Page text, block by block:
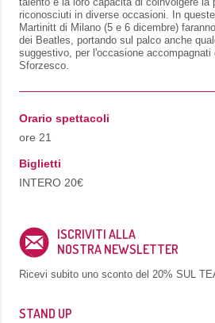
riconosciuti in diverse occasioni. In
Martinitt di Milano (5 e 6 dicembre)
dei Beatles, portando sul palco anche
suggestivo, per l'occasione accompagnati
Sforzesco.
Orario spettacoli
ore 21
Biglietti
INTERO 20€
ISCRIVITI ALLA
NOSTRA NEWSLETTER
Ricevi subito uno sconto del 20% SUL
STAND UP